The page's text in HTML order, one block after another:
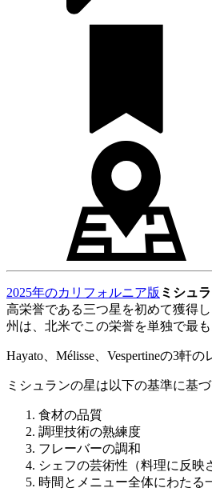
2025年のカリフォルニア版 ミシュ
高栄誉である三つ星を初めて獲得
州は、北米でこの栄誉を単独で最
Hayato、Mélisse、Vespertineの3軒
ミシュランの星は以下の基準に基
食材の品質
調理技術の熟練度
フレーバーの調和
シェフの芸術性（料理に反映
時間とメニュー全体にわたる